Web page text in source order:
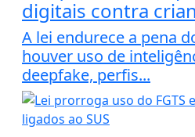
digitais contra
A lei endurece a pena
houver uso de
deepfake, perfis...